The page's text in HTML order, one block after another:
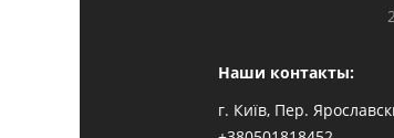
Наши контакты:
г. Київ, Пер.